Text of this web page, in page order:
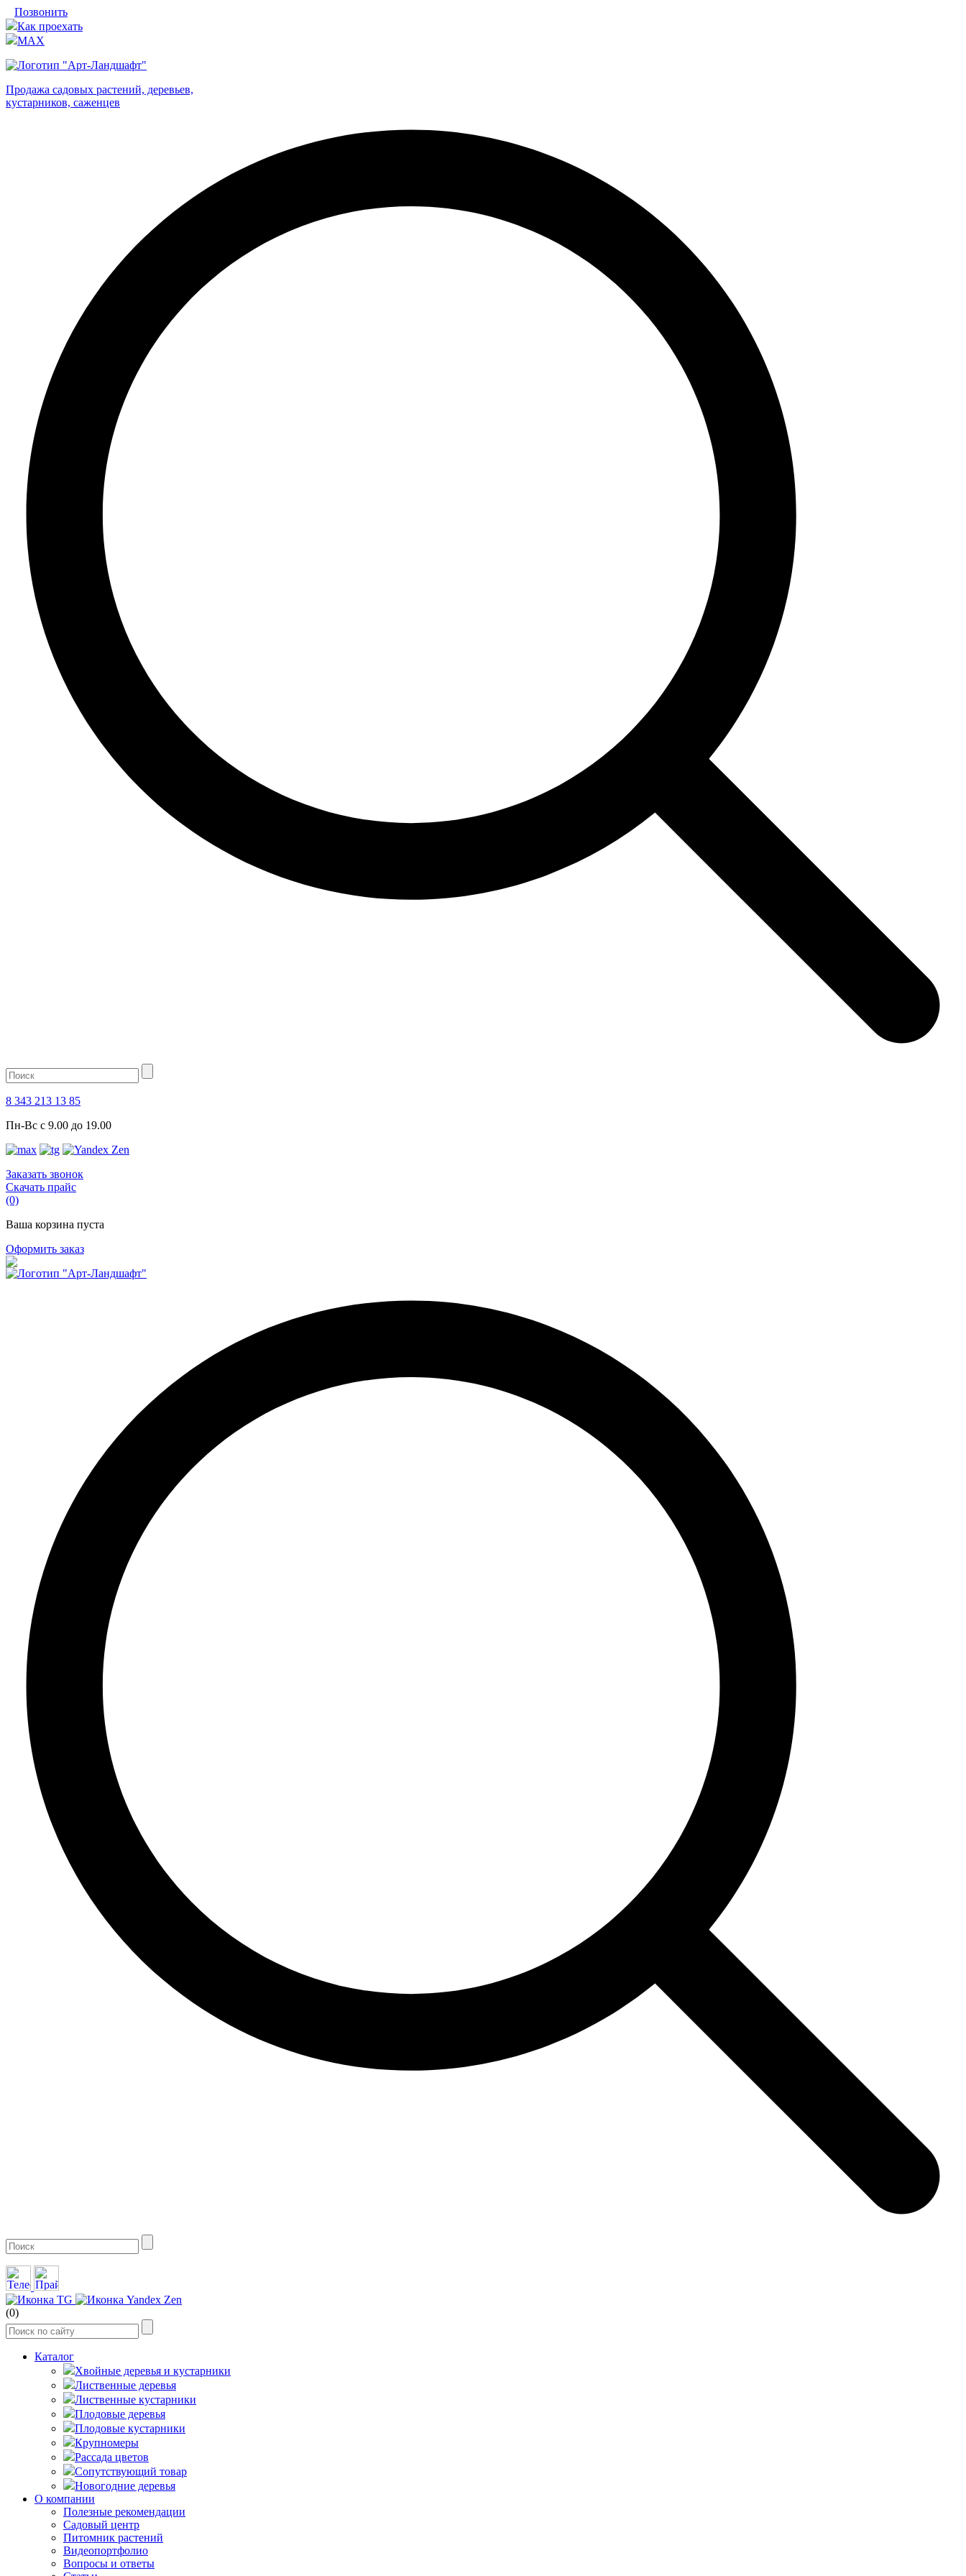
Позвонить
Как проехать
MAX
Продажа садовых растений, деревьев,
кустарников, саженцев
8 343 213 13 85
Пн-Вс с 9.00 до 19.00
Заказать звонок
Скачать прайс
(0)
Ваша корзина пуста
Оформить заказ
(0)
Каталог
Хвойные деревья и кустарники
Лиственные деревья
Лиственные кустарники
Плодовые деревья
Плодовые кустарники
Крупномеры
Рассада цветов
Сопутствующий товар
Новогодние деревья
О компании
Полезные рекомендации
Садовый центр
Питомник растений
Видеопортфолио
Вопросы и ответы